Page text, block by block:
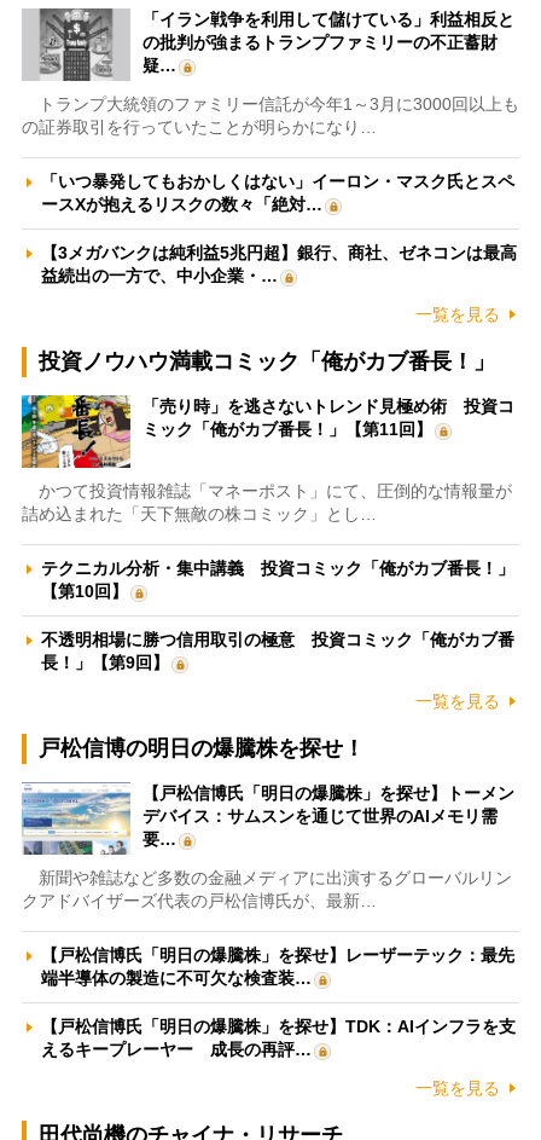
「イラン戦争を利用して儲けている」利益相反と
の批判が強まるトランプファミリーの不正蓄財
疑…
トランプ大統領のファミリー信託が今年1～3月に3000回以上も
の証券取引を行っていたことが明らかになり…
「いつ暴発してもおかしくはない」イーロン・マスク氏とスペ
ースXが抱えるリスクの数々「絶対…
【3メガバンクは純利益5兆円超】銀行、商社、ゼネコンは最高
益続出の一方で、中小企業・…
一覧を見る
投資ノウハウ満載コミック「俺がカブ番長！」
「売り時」を逃さないトレンド見極め術 投資コ
ミック「俺がカブ番長！」【第11回】
かつて投資情報雑誌「マネーポスト」にて、圧倒的な情報量が
詰め込まれた「天下無敵の株コミック」とし…
テクニカル分析・集中講義 投資コミック「俺がカブ番長！」
【第10回】
不透明相場に勝つ信用取引の極意 投資コミック「俺がカブ番
長！」【第9回】
一覧を見る
戸松信博の明日の爆騰株を探せ！
【戸松信博氏「明日の爆騰株」を探せ】トーメン
デバイス：サムスンを通じて世界のAIメモリ需
要…
新聞や雑誌など多数の金融メディアに出演するグローバルリン
クアドバイザーズ代表の戸松信博氏が、最新…
【戸松信博氏「明日の爆騰株」を探せ】レーザーテック：最先
端半導体の製造に不可欠な検査装…
【戸松信博氏「明日の爆騰株」を探せ】TDK：AIインフラを支
えるキープレーヤー 成長の再評…
一覧を見る
田代尚機のチャイナ・リサーチ